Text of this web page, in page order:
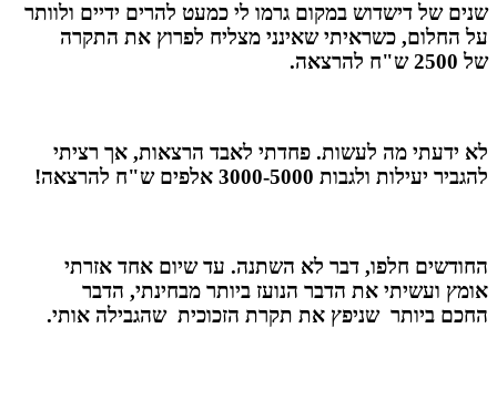
שנים של דישדוש במקום גרמו לי כמעט להרים ידיים ולוותר
על החלום, כשראיתי שאינני מצליח לפרוץ את התקרה
של 2500 ש"ח להרצאה.
לא ידעתי מה לעשות. פחדתי לאבד הרצאות, אך רציתי
להגביר יעילות ולגבות 3000-5000 אלפים ש"ח להרצאה!
החודשים חלפו, דבר לא השתנה. עד שיום אחד אזרתי
אומץ ועשיתי את הדבר הנועז ביותר מבחינתי, הדבר
החכם ביותר שניפץ את תקרת הזכוכית שהגבילה אותי.